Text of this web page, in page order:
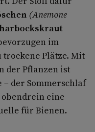
(Anemone
im
Plätze. Mit
der Pflanzen ist
der Sommerschlaf
eine
für Bienen.